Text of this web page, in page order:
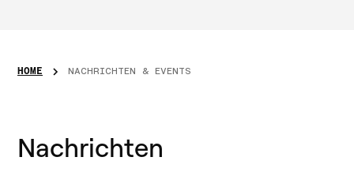
HOME NACHRICHTEN & EVENTS
Nachrichten